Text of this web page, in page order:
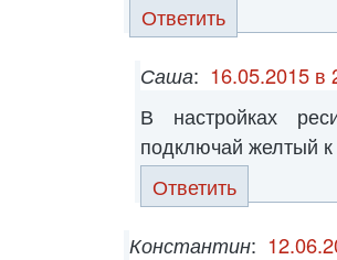
Ответить
Саша: 16.05.2015 в
В настройках
подключай желтый
Ответить
Константин: